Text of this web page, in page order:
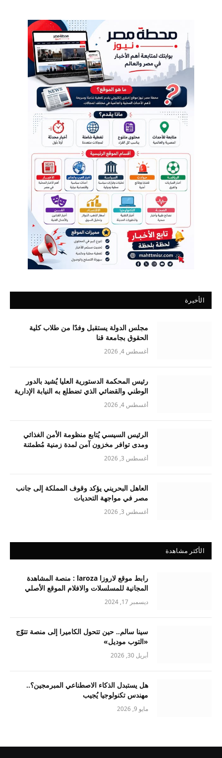
الأخيرة
مجلس الدولة يستقبل وفدًا من طلاب كلية
الحقوق بجامعة قنا
أغسطس 4, 2026
رئيس المحكمة الدستورية العليا يُشيد بالدور
الوطني والقضائي الذي تضطلع به النيابة الإدارية
أغسطس 4, 2026
الرئيس السيسي يُتابع منظومة الأمن الغذائي
ومدى توافر مخزون آمن لمدة زمنية مُطمئنة
أغسطس 3, 2026
العاهل البحريني يؤكد وقوف المملكة إلى جانب
مصر في مواجهة التحديات
أغسطس 3, 2026
الأكثر مشاهدة
رابط موقع لاروزا laroza : منصة المشاهدة
المجانية للمسلسلات والافلام الموقع الأصلي
ديسمبر 17, 2024
سينا سالم.. حين تتحول الكاميرا إلى منصة تتوّج
«التوب موديل»
أبريل 30, 2026
هل يستبدل الذكاء الاصطناعي المبرمجين؟..
مهندس تكنولوجيا يُجيب
مايو 9, 2026